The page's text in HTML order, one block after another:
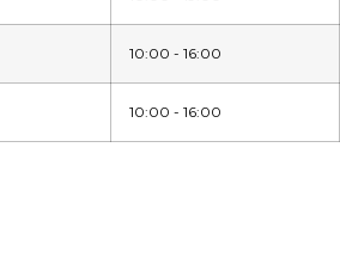
10:00 - 16:00
10:00 - 16:00